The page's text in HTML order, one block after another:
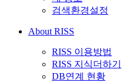
검색환경설정
About RISS
RISS 이용방법
RISS 지식더하기
DB연계 현황